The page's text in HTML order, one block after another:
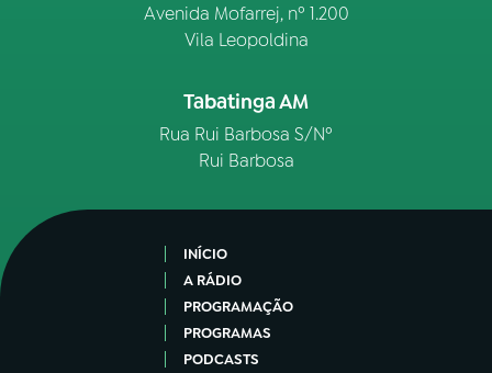
Avenida Mofarrej, nº 1.200
Vila Leopoldina
Tabatinga AM
Rua Rui Barbosa S/Nº
Rui Barbosa
INÍCIO
A RÁDIO
PROGRAMAÇÃO
PROGRAMAS
PODCASTS